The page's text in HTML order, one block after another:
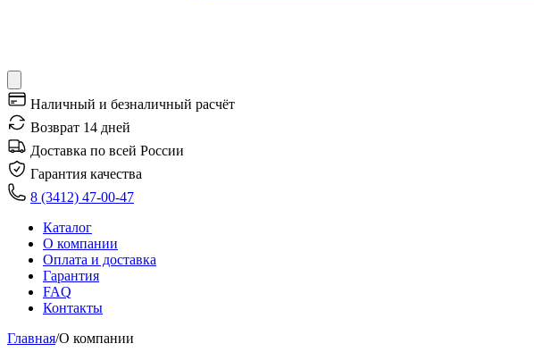
Наличный и безналичный расчёт
Возврат 14 дней
Доставка по всей России
Гарантия качества
8 (3412) 47-00-47
Каталог
О компании
Оплата и доставка
Гарантия
FAQ
Контакты
Главная/О компании